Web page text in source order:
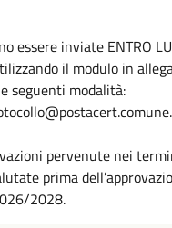
essere inviate ENTRO
il modulo in
seguenti modalità:
pervenute nei
prima
2028.